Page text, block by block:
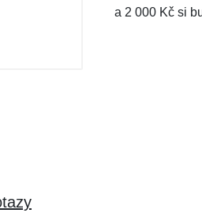
a 2 000 Kč si